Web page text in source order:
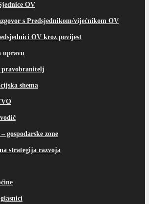
OV
s Predsjednikom/vijećnikom OV
OV kroz povijest
upravu
pravobranitelj
shema
gospodarske zone
strategija razvoja